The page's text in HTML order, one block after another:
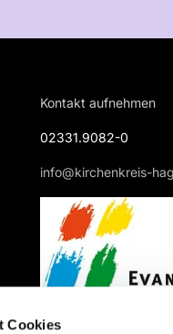
Cookies
Kontakt aufnehmen
02331.9082-0
info@kirchenkreis-